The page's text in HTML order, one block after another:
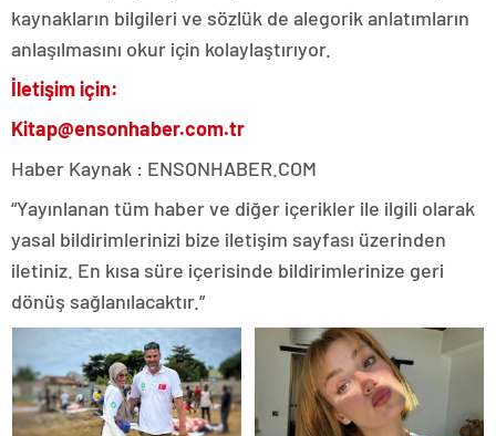
kaynakların bilgileri ve sözlük de alegorik anlatımların
anlaşılmasını okur için kolaylaştırıyor.
İletişim için:
Kitap@ensonhaber.com.tr
Haber Kaynak : ENSONHABER.COM
“Yayınlanan tüm haber ve diğer içerikler ile ilgili olarak
yasal bildirimlerinizi bize iletişim sayfası üzerinden
iletiniz. En kısa süre içerisinde bildirimlerinize geri
dönüş sağlanılacaktır.”